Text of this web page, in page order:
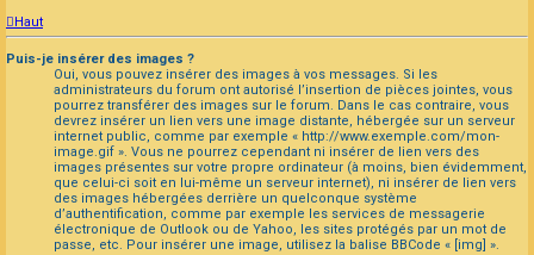
Haut
Puis-je insérer des images ?
Oui, vous pouvez insérer des images à vos messages. Si les
administrateurs du forum ont autorisé l’insertion de pièces jointes, vous
pourrez transférer des images sur le forum. Dans le cas contraire, vous
devrez insérer un lien vers une image distante, hébergée sur un serveur
internet public, comme par exemple « http://www.exemple.com/mon-
image.gif ». Vous ne pourrez cependant ni insérer de lien vers des
images présentes sur votre propre ordinateur (à moins, bien évidemment,
que celui-ci soit en lui-même un serveur internet), ni insérer de lien vers
des images hébergées derrière un quelconque système
d’authentification, comme par exemple les services de messagerie
électronique de Outlook ou de Yahoo, les sites protégés par un mot de
passe, etc. Pour insérer une image, utilisez la balise BBCode « [img] ».